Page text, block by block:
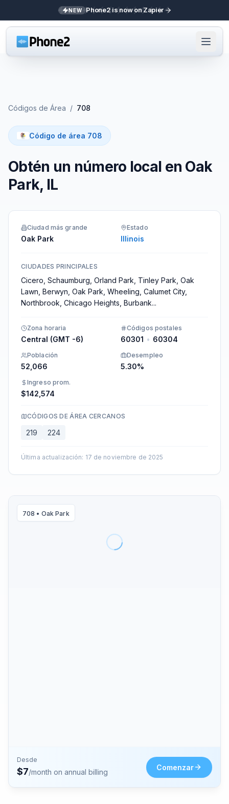
NEW Phone2 is now on Zapier
Códigos de Área / 708
Código de área 708
Obtén un número local en Oak
Park, IL
Ciudad más grande
Oak Park
Estado
Illinois
CIUDADES PRINCIPALES
Cicero, Schaumburg, Orland Park, Tinley Park, Oak
Lawn, Berwyn, Oak Park, Wheeling, Calumet City,
Northbrook, Chicago Heights, Burbank...
Zona horaria
Central (GMT -6)
Códigos postales
60301 • 60304
Población
52,066
Desempleo
5.30%
Ingreso prom.
$142,574
CÓDIGOS DE ÁREA CERCANOS
219 224
Última actualización: 17 de noviembre de 2025
708 • Oak Park
Desde
$7/month on annual billing
Comenzar